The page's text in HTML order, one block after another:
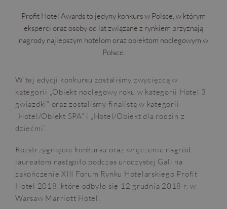
Profit Hotel Awards to jedyny konkurs w Polsce, w którym
eksperci oraz osoby od lat związane z rynkiem przyznają
nagrody najlepszym hotelom oraz obiektom noclegowym w
Polsce.
W tej edycji konkursu zostaliśmy zwycięzcą w
kategorii „Obiekt noclegowy roku w kategorii Hotel 3
gwiazdki” oraz zostaliśmy finalistą w kategorii
„Hotel/Obiekt SPA” i „Hotel/Obiekt dla rodzin z
dziećmi”.
Rozstrzygnięcie konkursu oraz wręczenie nagród
laureatom nastąpiło podczas uroczystej Gali na
zakończenie XIII Forum Rynku Hotelarskiego Profit
Hotel 2018, które odbyło się 12 grudnia 2018 r. w
Warsaw Marriott Hotel.